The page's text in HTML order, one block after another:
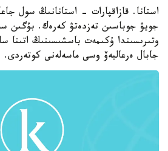
استانا. قازاقپارات - استانانىڭ سول
جويۋ جوباسىن تەزدەتۋ كەرەك. بۇگىن
وتىرىسىندا ۇكىمەت باسشىسىنىڭ اتىنا
جابال ەرعاليەۆ وسى ماسەلەنى كوتەردى.